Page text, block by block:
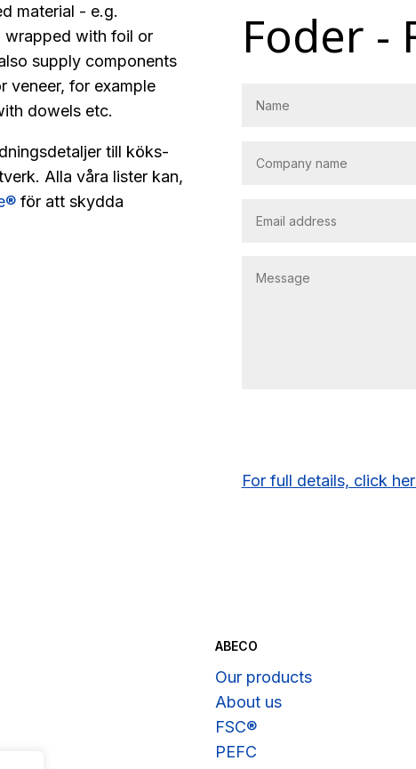
material - e.g.
with foil or
supply components
veneer, for example
dowels etc.
till köks-
Alla våra lister kan,
för att skydda
Foder -
For full details, click
ABECO
Our products
About us
FSC®
PEFC